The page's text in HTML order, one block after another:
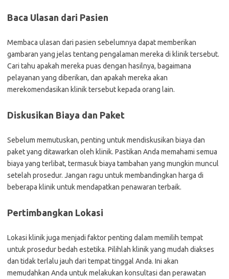
Baca Ulasan dari Pasien
Membaca ulasan dari pasien sebelumnya dapat memberikan
gambaran yang jelas tentang pengalaman mereka di klinik tersebut.
Cari tahu apakah mereka puas dengan hasilnya, bagaimana
pelayanan yang diberikan, dan apakah mereka akan
merekomendasikan klinik tersebut kepada orang lain.
Diskusikan Biaya dan Paket
Sebelum memutuskan, penting untuk mendiskusikan biaya dan
paket yang ditawarkan oleh klinik. Pastikan Anda memahami semua
biaya yang terlibat, termasuk biaya tambahan yang mungkin muncul
setelah prosedur. Jangan ragu untuk membandingkan harga di
beberapa klinik untuk mendapatkan penawaran terbaik.
Pertimbangkan Lokasi
Lokasi klinik juga menjadi faktor penting dalam memilih tempat
untuk prosedur bedah estetika. Pilihlah klinik yang mudah diakses
dan tidak terlalu jauh dari tempat tinggal Anda. Ini akan
memudahkan Anda untuk melakukan konsultasi dan perawatan